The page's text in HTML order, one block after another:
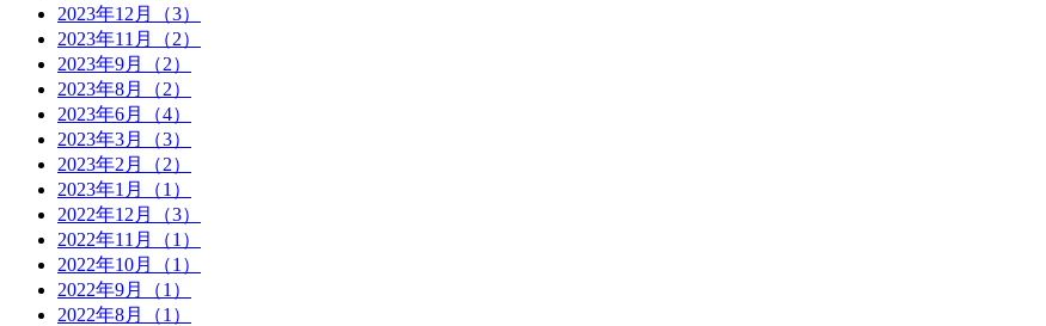
2023年12月（3）
2023年11月（2）
2023年9月（2）
2023年8月（2）
2023年6月（4）
2023年3月（3）
2023年2月（2）
2023年1月（1）
2022年12月（3）
2022年11月（1）
2022年10月（1）
2022年9月（1）
2022年8月（1）